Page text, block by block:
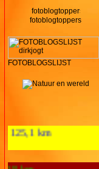
fotoblogtoppers
FOTOBLOGSLIJST